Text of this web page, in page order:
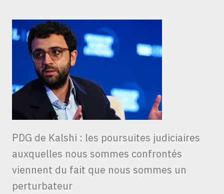
PDG de Kalshi : les poursuites judiciaires
auxquelles nous sommes confrontés
viennent du fait que nous sommes un
perturbateur